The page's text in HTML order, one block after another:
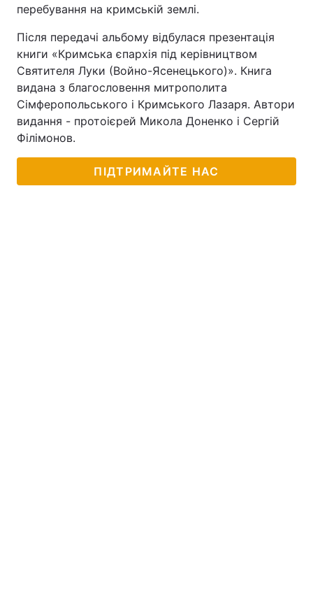
перебування на кримській землі.
Після передачі альбому відбулася презентація
книги «Кримська єпархія під керівництвом
Святителя Луки (Войно-Ясенецького)». Книга
видана з благословення митрополита
Сімферопольського і Кримського Лазаря. Автори
видання - протоієрей Микола Доненко і Сергій
Філімонов.
ПІДТРИМАЙТЕ НАС